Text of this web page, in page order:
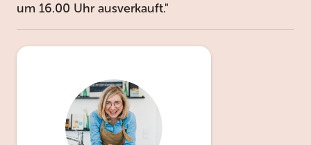
um 16.00 Uhr ausverkauft."